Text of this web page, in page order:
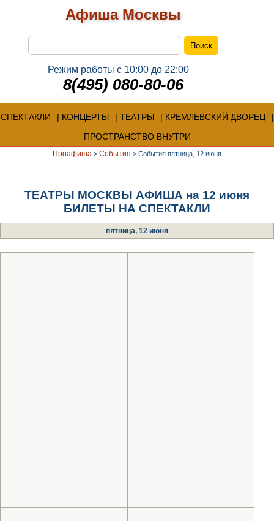
Афиша Москвы
Режим работы с 10:00 до 22:00
8(495) 080-80-06
СПЕКТАКЛИ КОНЦЕРТЫ ТЕАТРЫ
КРЕМЛЕВСКИЙ ДВОРЕЦ
ПРОСТРАНСТВО ВНУТРИ
Проафиша > События > События пятница, 12 июня
ТЕАТРЫ МОСКВЫ АФИША на 12 июня
БИЛЕТЫ НА СПЕКТАКЛИ
пятница, 12 июня